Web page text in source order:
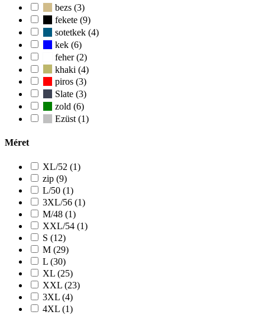
bezs (3)
fekete (9)
sotetkek (4)
kek (6)
feher (2)
khaki (4)
piros (3)
Slate (3)
zold (6)
Ezüst (1)
Méret
XL/52 (1)
zip (9)
L/50 (1)
3XL/56 (1)
M/48 (1)
XXL/54 (1)
S (12)
M (29)
L (30)
XL (25)
XXL (23)
3XL (4)
4XL (1)